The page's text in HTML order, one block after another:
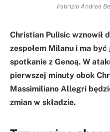
Fabrizio Andrea
Christian Pulisic wznowił
zespołem Milanu i ma
spotkanie z Genoą. W
pierwszej minuty obok
Massimiliano Allegri
zmian w składzie.